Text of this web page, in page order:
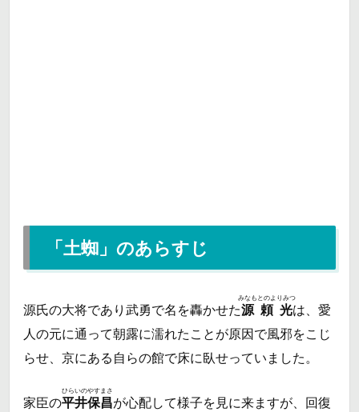
「土蜘」のあらすじ
源氏の大将であり武勇で名を轟かせた源頼光
みなもとのよりみつ
は、愛
人の元に通って朝露に濡れたことが原因で風邪をこじ
らせ、京にある自らの館で床に臥せっていました。
家臣の平井保昌
ひらいのやすまさ
が心配して様子を見に来ますが、回復